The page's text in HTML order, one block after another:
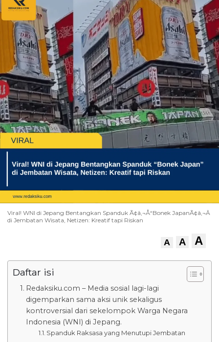
Viral! WNI di Jepang Bentangkan Spanduk Ã¢â‚¬Å“Bonek JapanÃ¢â‚¬Â
di Jembatan Wisata, Netizen: Kreatif tapi Riskan
A A A
Daftar isi
Redaksiku.com – Media sosial lagi-lagi
digemparkan sama aksi unik sekaligus
kontroversial dari sekelompok Warga Negara
Indonesia (WNI) di Jepang.
Spanduk Raksasa yang Menutupi Jembatan